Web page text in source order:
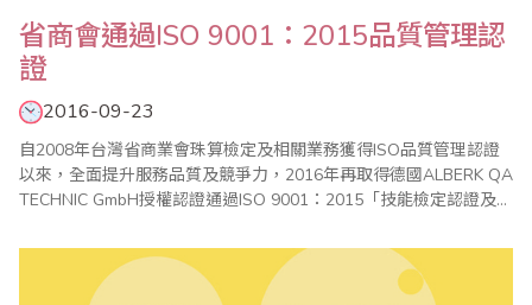
省商會通過ISO 9001：2015品質管理認
證
2016-09-23
自2008年台灣省商業會珠算檢定及相關業務獲得ISO品質管理認證
以來，全面提升服務品質及競爭力，2016年再取得德國ALBERK QA
TECHNIC GmbH授權認證通過ISO 9001：2015「技能檢定認證及證
ISO品質管制的精神，讓台灣、美國、加拿大、英國、澳洲、日本、
新加坡、馬來西亞、印尼、印度、香港、沙烏地阿拉伯以及..